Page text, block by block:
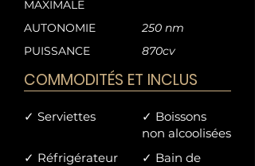
équipage dévoué vous garantit un
voyage agréable et sans accroc.
MAXIMALE
AUTONOMIE
PUISSANCE
250 nm
870cv
COMMODITÉS ET INCLUS
✓ Serviettes
✓ Réfrigérateur
✓ Boissons
non alcoolisées
✓ Bain de